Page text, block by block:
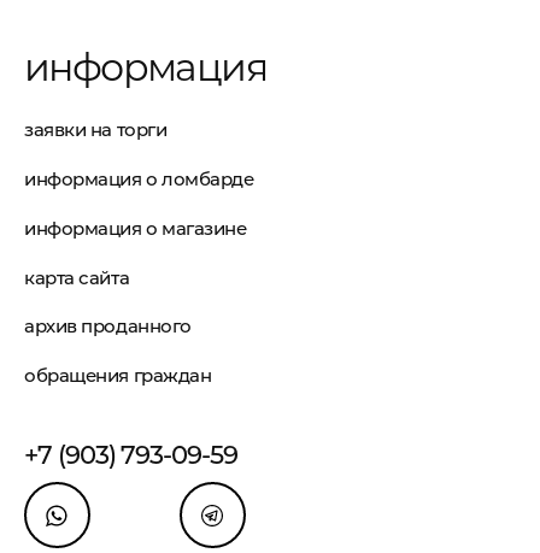
информация
заявки на торги
информация о ломбарде
информация о магазине
карта сайта
архив проданного
обращения граждан
+7 (903) 793-09-59